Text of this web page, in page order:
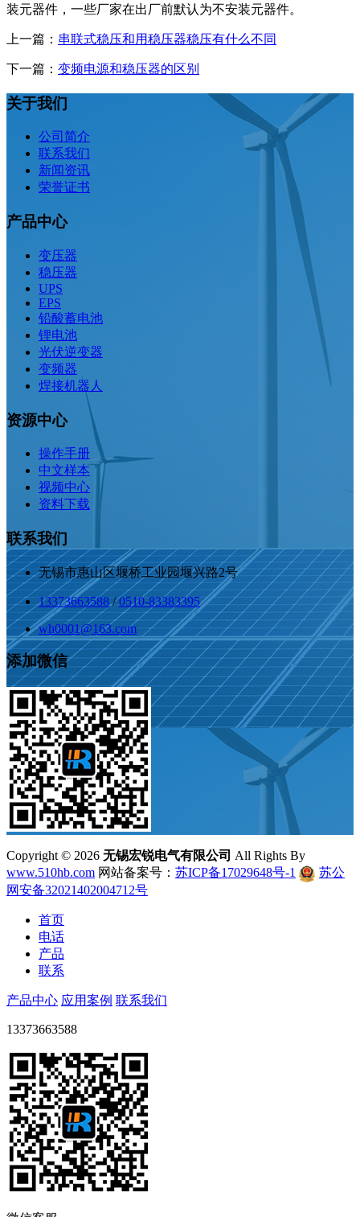
装元器件，一些厂家在出厂前默认为不安装元器件。
上一篇： 串联式稳压和用稳压器稳压有什么不同
下一篇： 变频电源和稳压器的区别
关于我们
公司简介
联系我们
新闻资讯
荣誉证书
产品中心
变压器
稳压器
UPS
EPS
铅酸蓄电池
锂电池
光伏逆变器
变频器
焊接机器人
资源中心
操作手册
中文样本
视频中心
资料下载
联系我们
无锡市惠山区堰桥工业园堰兴路2号
13373663588/0510-83383395
wh0001@163.com
添加微信
Copyright © 2026 无锡宏锐电气有限公司 All Rights By
www.510hb.com 网站备案号： 苏ICP备17029648号-1
苏公
网安备32021402004712号
首页
电话
产品
联系
产品中心 应用案例 联系我们
13373663588